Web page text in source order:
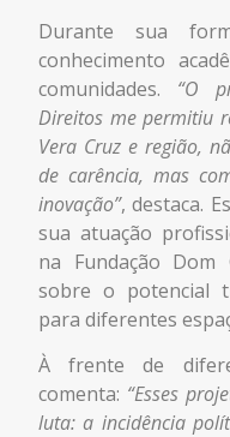
Durante sua
conhecimento
comunidades. “O
Direitos me permitiu
Vera Cruz e região,
de carência, mas
inovação”, destaca.
sua atuação
na Fundação
sobre o potencial
para diferentes
À frente de
comenta: “Esses
luta: a incidência